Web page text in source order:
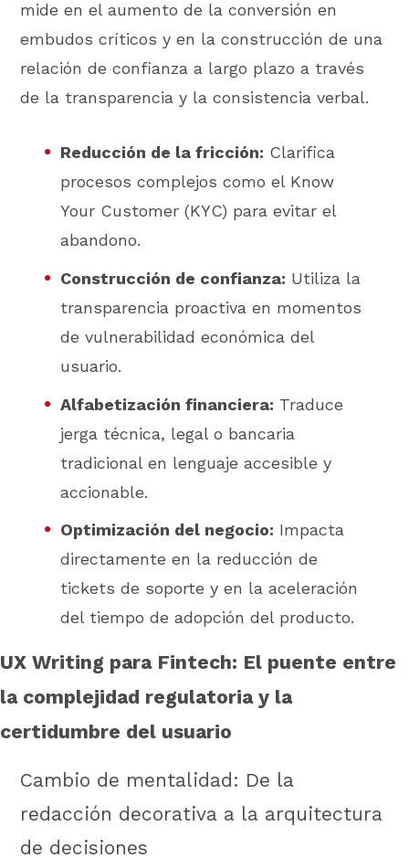
mide en el aumento de la conversión en
embudos críticos y en la construcción de una
relación de confianza a largo plazo a través
de la transparencia y la consistencia verbal.
Reducción de la fricción: Clarifica
procesos complejos como el Know
Your Customer (KYC) para evitar el
abandono.
Construcción de confianza: Utiliza la
transparencia proactiva en momentos
de vulnerabilidad económica del
usuario.
Alfabetización financiera: Traduce
jerga técnica, legal o bancaria
tradicional en lenguaje accesible y
accionable.
Optimización del negocio: Impacta
directamente en la reducción de
tickets de soporte y en la aceleración
del tiempo de adopción del producto.
UX Writing para Fintech: El puente entre
la complejidad regulatoria y la
certidumbre del usuario
Cambio de mentalidad: De la
redacción decorativa a la arquitectura
de decisiones